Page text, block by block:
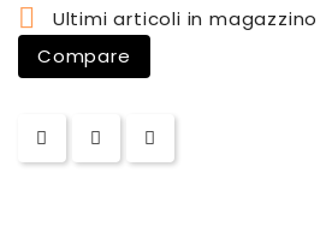

Ultimi articoli in magazzino
Compare